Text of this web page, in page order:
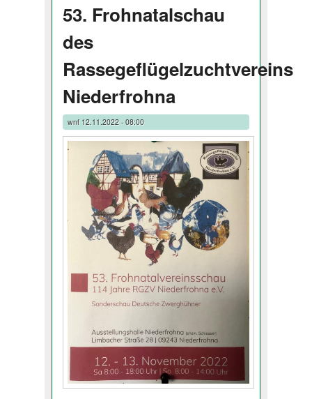
53. Frohnatalschau
des
Rassegeflügelzuchtvereins
Niederfrohna
wnf12.11.2022 - 08:00